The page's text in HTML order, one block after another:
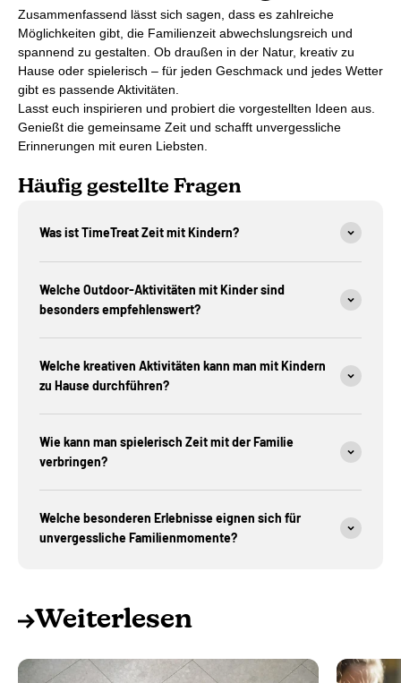
Zusammenfassend lässt sich sagen, dass es zahlreiche
Möglichkeiten gibt, die Familienzeit abwechslungsreich und
spannend zu gestalten. Ob draußen in der Natur, kreativ zu
Hause oder spielerisch – für jeden Geschmack und jedes Wetter
gibt es passende Aktivitäten.
Lasst euch inspirieren und probiert die vorgestellten Ideen aus.
Genießt die gemeinsame Zeit und schafft unvergessliche
Erinnerungen mit euren Liebsten.
Häufig gestellte Fragen
Was ist TimeTreat Zeit mit Kindern?
Welche Outdoor-Aktivitäten mit Kinder sind
besonders empfehlenswert?
Welche kreativen Aktivitäten kann man mit Kindern
zu Hause durchführen?
Wie kann man spielerisch Zeit mit der Familie
verbringen?
Welche besonderen Erlebnisse eignen sich für
unvergessliche Familienmomente?
Weiterlesen